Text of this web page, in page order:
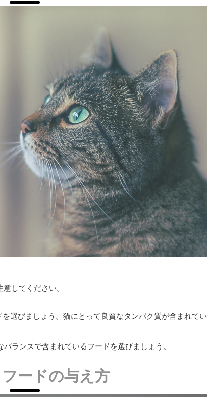
してください。
選びましょう。猫にとって良質なタンパク質が含まれてい
ランスで含まれているフードを選びましょう。
ードの与え方